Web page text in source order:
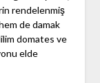
rendelenmiş
de damak
domates ve
elde